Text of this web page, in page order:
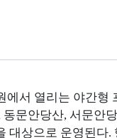
서 열리는 야간형
문안당산, 서문안
상으로 운영된다.